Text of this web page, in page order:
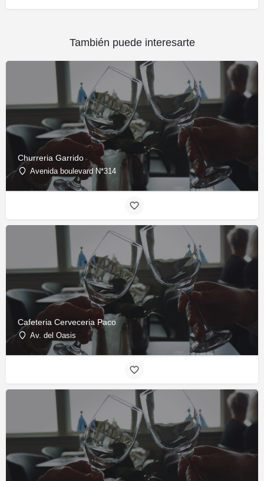
También puede interesarte
Churreria Garrido
Avenida boulevard N*314
Cafeteria Cerveceria Paco
Av. del Oasis